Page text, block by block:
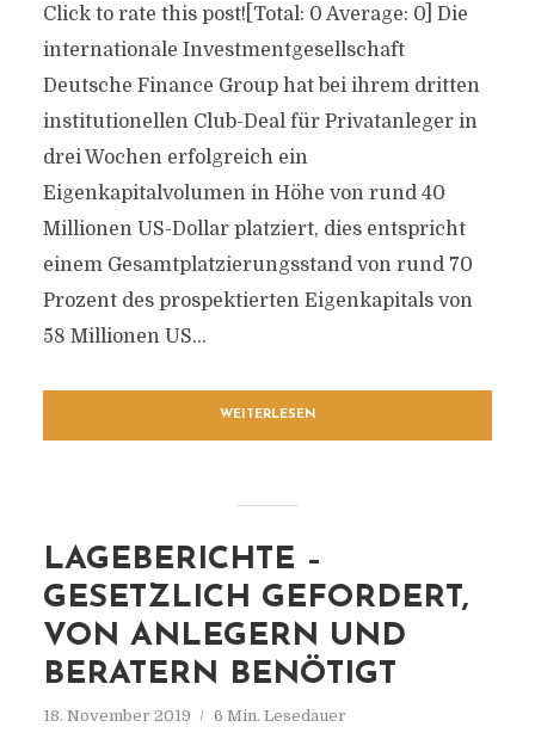
Click to rate this post![Total: 0 Average: 0] Die
internationale Investmentgesellschaft
Deutsche Finance Group hat bei ihrem dritten
institutionellen Club-Deal für Privatanleger in
drei Wochen erfolgreich ein
Eigenkapitalvolumen in Höhe von rund 40
Millionen US-Dollar platziert, dies entspricht
einem Gesamtplatzierungsstand von rund 70
Prozent des prospektierten Eigenkapitals von
58 Millionen US...
WEITERLESEN
LAGEBERICHTE –
GESETZLICH GEFORDERT,
VON ANLEGERN UND
BERATERN BENÖTIGT
18. November 2019 6 Min. Lesedauer